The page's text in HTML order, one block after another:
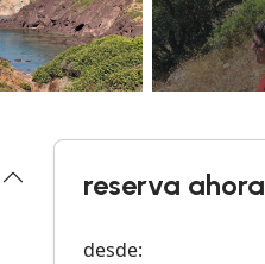
reserva ahora
desde: